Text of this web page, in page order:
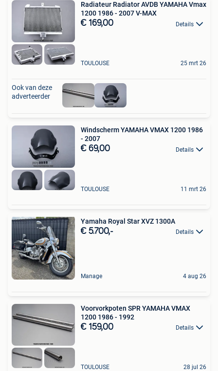
Radiateur Radiator AVDB YAMAHA Vmax
1200 1986 - 2007 V-MAX
€ 169,00 Details
TOULOUSE 25 mrt 26
Ook van deze
adverteerder
Windscherm YAMAHA VMAX 1200 1986
- 2007
€ 69,00 Details
TOULOUSE 11 mrt 26
Yamaha Royal Star XVZ 1300A
€ 5.700,- Details
Manage 4 aug 26
Voorvorkpoten SPR YAMAHA VMAX
1200 1986 - 1992
€ 159,00 Details
TOULOUSE 28 jul 26